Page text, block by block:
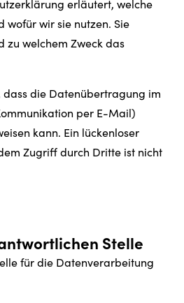
erläutert, welche
wofür wir sie nutzen. Sie
zu welchem Zweck das
dass die Datenübertragung im
per E-Mail)
kann. Ein lückenloser
Zugriff durch Dritte ist nicht
Stelle
für die Datenverarbeitung